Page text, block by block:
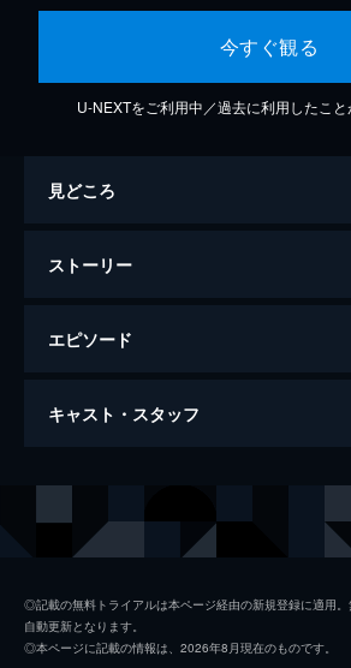
今すぐ観る
U-NEXTをご利用中／過去に利用したこ
見どころ
ストーリー
エピソード
サバイバルファミリー
キャスト・スタッフ
鈴木光恵
◎記載の無料トライアルは本ページ経由の新規登録に適用
自動更新となります。
◎本ページに記載の情報は、2026年8月現在のものです。